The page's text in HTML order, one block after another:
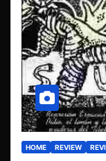
HOME REVIEW